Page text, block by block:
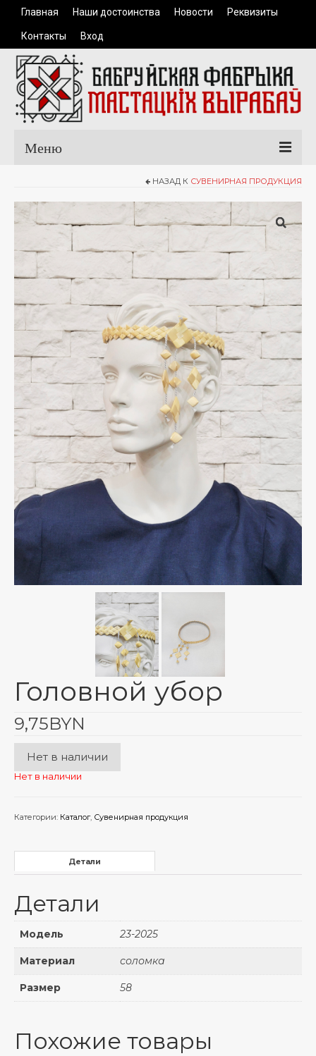
Главная Наши достоинства Новости Реквизиты
Контакты Вход
Меню
Каталог продукции
Одежда
Керамические изделия
Сувенирная продукция
Доставка и оплата
Тарифы на пересылку почтовых отправлений
Маршруты – зональное деление
Адреса отделений ЗАО “Европочта”
График доставки по Беларуси СООО “M&M
Милитцер & Мюнх”
О нас
Корзина
НАЗАД К СУВЕНИРНАЯ ПРОДУКЦИЯ
Головной убор
9,75BYN
Нет в наличии
Нет в наличии
Категории: Каталог, Сувенирная продукция
Детали
Детали
Модель 23-2025
Материал соломка
Размер 58
Похожие товары